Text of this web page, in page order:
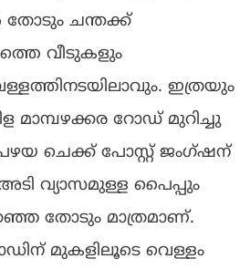
തോടും ചന്തക്ക്
വീടുകളും
ഇത്രയും
മാമ്പഴക്കര റോഡ് മുറിച്ചു
ചെക്ക് പോസ്റ്റ് ജംഗ്ഷന്
വ്യാസമുള്ള പൈപ്പും
തോടും മാത്രമാണ്.
മുകളിലൂടെ വെള്ളം